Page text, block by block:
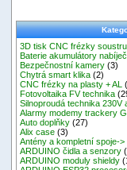
3D tisk CNC frézky
Baterie akumulátory
Bezpečnostní kamery (3)
Chytrá smart klika (2)
CNC frézky na plasty + AL
Fotovoltaika FV technika
Silnoproudá technika 230V
Alarmy modemy trackery
Auto doplňky (27)
Alix case (3)
Antény a kompletní spoje->
ARDUINO čidla a senzory
ARDUINO moduly shieldy